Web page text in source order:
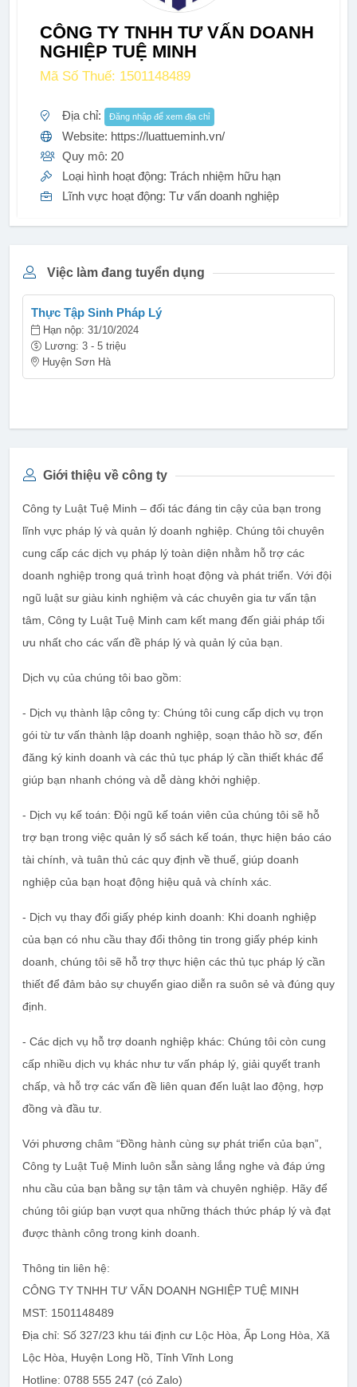
CÔNG TY TNHH TƯ VẤN DOANH
NGHIỆP TUỆ MINH
Mã Số Thuế: 1501148489
Địa chỉ: Đăng nhập để xem địa chỉ
Website: https://luattueminh.vn/
Quy mô: 20
Loại hình hoạt động: Trách nhiệm hữu hạn
Lĩnh vực hoạt động: Tư vấn doanh nghiệp
Việc làm đang tuyển dụng
Thực Tập Sinh Pháp Lý
Hạn nộp: 31/10/2024
Lương: 3 - 5 triệu
Huyện Sơn Hà
Giới thiệu về công ty
Công ty Luật Tuệ Minh – đối tác đáng tin cậy của bạn trong
lĩnh vực pháp lý và quản lý doanh nghiệp. Chúng tôi chuyên
cung cấp các dịch vụ pháp lý toàn diện nhằm hỗ trợ các
doanh nghiệp trong quá trình hoạt động và phát triển. Với đội
ngũ luật sư giàu kinh nghiệm và các chuyên gia tư vấn tận
tâm, Công ty Luật Tuệ Minh cam kết mang đến giải pháp tối
ưu nhất cho các vấn đề pháp lý và quản lý của bạn.
Dịch vụ của chúng tôi bao gồm:
- Dịch vụ thành lập công ty: Chúng tôi cung cấp dịch vụ trọn
gói từ tư vấn thành lập doanh nghiệp, soạn thảo hồ sơ, đến
đăng ký kinh doanh và các thủ tục pháp lý cần thiết khác để
giúp bạn nhanh chóng và dễ dàng khởi nghiệp.
- Dịch vụ kế toán: Đội ngũ kế toán viên của chúng tôi sẽ hỗ
trợ bạn trong việc quản lý sổ sách kế toán, thực hiện báo cáo
tài chính, và tuân thủ các quy định về thuế, giúp doanh
nghiệp của bạn hoạt động hiệu quả và chính xác.
- Dịch vụ thay đổi giấy phép kinh doanh: Khi doanh nghiệp
của bạn có nhu cầu thay đổi thông tin trong giấy phép kinh
doanh, chúng tôi sẽ hỗ trợ thực hiện các thủ tục pháp lý cần
thiết để đảm bảo sự chuyển giao diễn ra suôn sẻ và đúng quy
định.
- Các dịch vụ hỗ trợ doanh nghiệp khác: Chúng tôi còn cung
cấp nhiều dịch vụ khác như tư vấn pháp lý, giải quyết tranh
chấp, và hỗ trợ các vấn đề liên quan đến luật lao động, hợp
đồng và đầu tư.
Với phương châm “Đồng hành cùng sự phát triển của bạn”,
Công ty Luật Tuệ Minh luôn sẵn sàng lắng nghe và đáp ứng
nhu cầu của bạn bằng sự tận tâm và chuyên nghiệp. Hãy để
chúng tôi giúp bạn vượt qua những thách thức pháp lý và đạt
được thành công trong kinh doanh.
Thông tin liên hệ:
CÔNG TY TNHH TƯ VẤN DOANH NGHIỆP TUỆ MINH
MST: 1501148489
Địa chỉ: Số 327/23 khu tái định cư Lộc Hòa, Ấp Long Hòa, Xã
Lộc Hòa, Huyện Long Hồ, Tỉnh Vĩnh Long
Hotline: 0788 555 247 (có Zalo)